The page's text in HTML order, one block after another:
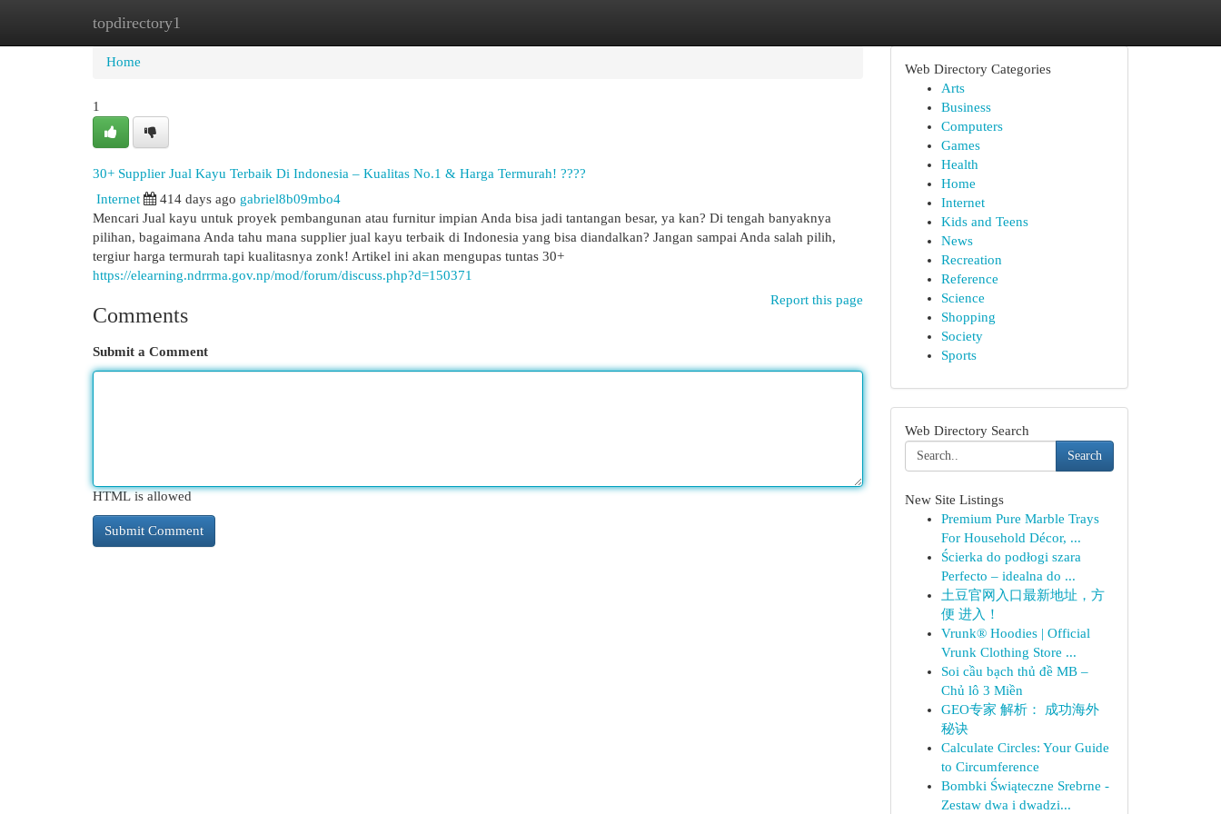
topdirectory1
Home
Home
1
30+ Supplier Jual Kayu Terbaik Di Indonesia – Kualitas No.1 & Harga Termurah! ????
Internet
414 days ago gabriel8b09mbo4
Mencari Jual kayu untuk proyek pembangunan atau furnitur impian Anda bisa jadi tantangan besar, ya kan? Di tengah banyaknya
pilihan, bagaimana Anda tahu mana supplier jual kayu terbaik di Indonesia yang bisa diandalkan? Jangan sampai Anda salah pilih,
tergiur harga termurah tapi kualitasnya zonk! Artikel ini akan mengupas tuntas 30+
https://elearning.ndrrma.gov.np/mod/forum/discuss.php?d=150371
Report this page
Comments
Submit a Comment
HTML is allowed
Web Directory Categories
Arts
Business
Computers
Games
Health
Home
Internet
Kids and Teens
News
Recreation
Reference
Science
Shopping
Society
Sports
Web Directory Search
Search
New Site Listings
Premium Pure Marble Trays
For Household Décor, ...
Ścierka do podłogi szara
Perfecto – idealna do ...
土豆官网入口最新地址，方
便 进入！
Vrunk® Hoodies | Official
Vrunk Clothing Store ...
Soi cầu bạch thủ đề MB –
Chủ lô 3 Miền
GEO专家 解析： 成功海外
秘诀
Calculate Circles: Your Guide
to Circumference
Bombki Świąteczne Srebrne -
Zestaw dwa i dwadzi...